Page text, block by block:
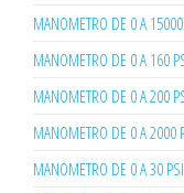
MANOMETRO DE 0 A
MANOMETRO DE 0 A 160
MANOMETRO DE 0 A 200
MANOMETRO DE 0 A 2000
MANOMETRO DE 0 A 30 PSI